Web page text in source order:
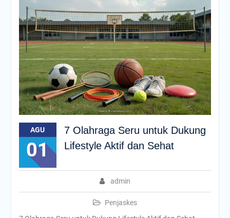
AGU
01
7 Olahraga Seru untuk Dukung
Lifestyle Aktif dan Sehat
admin
Penjaskes